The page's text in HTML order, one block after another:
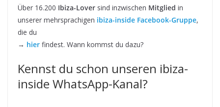
Über 16.200 Ibiza-Lover sind inzwischen Mitglied in
unserer mehrsprachigen ibiza-inside Facebook-Gruppe,
die du
→ hier findest. Wann kommst du dazu?
Kennst du schon unseren ibiza-
inside WhatsApp-Kanal?